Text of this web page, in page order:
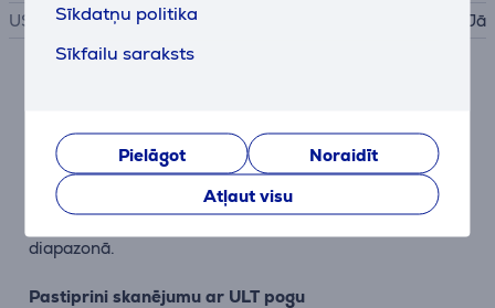
Sīkdatņu politika
Sīkfailu saraksts
Pielāgot
Noraidīt
Atļaut visu
USB PD
Jā
Dinamiska skaņa kompaktā korpusā
Divu ceļu aktīvā sistēma ar atsevišķiem skaļruņiem
zemajiem un augstajiem toņiem nodrošina dzidru,
diapazonā.
Pastiprini skanējumu ar ULT pogu